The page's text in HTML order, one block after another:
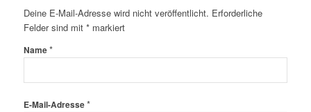
Deine E-Mail-Adresse wird nicht veröffentlicht. Erforderliche
Felder sind mit *markiert
Name*
E-Mail-Adresse*